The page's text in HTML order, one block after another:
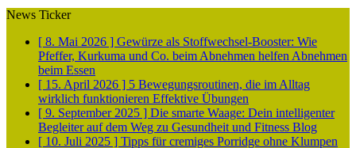
News Ticker
[ 8. Mai 2026 ] Gewürze als Stoffwechsel-Booster: Wie
Pfeffer, Kurkuma und Co. beim Abnehmen helfen Abnehmen
beim Essen
[ 15. April 2026 ] 5 Bewegungsroutinen, die im Alltag
wirklich funktionieren Effektive Übungen
[ 9. September 2025 ] Die smarte Waage: Dein intelligenter
Begleiter auf dem Weg zu Gesundheit und Fitness Blog
[ 10. Juli 2025 ] Tipps für cremiges Porridge ohne Klumpen